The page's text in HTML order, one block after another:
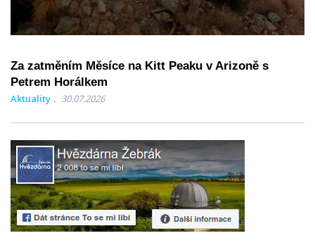
Za zatměním Měsíce na Kitt Peaku v Arizoně s
Petrem Horálkem
Aktuality 30.07.2026